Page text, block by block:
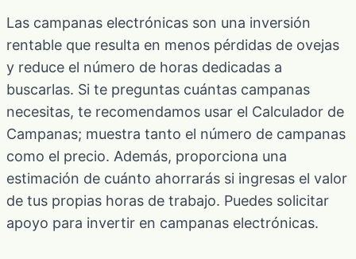
Las campanas electrónicas son una inversión
rentable que resulta en menos pérdidas de ovejas
y reduce el número de horas dedicadas a
buscarlas. Si te preguntas cuántas campanas
necesitas, te recomendamos usar el Calculador de
Campanas; muestra tanto el número de campanas
como el precio. Además, proporciona una
estimación de cuánto ahorrarás si ingresas el valor
de tus propias horas de trabajo. Puedes solicitar
apoyo para invertir en campanas electrónicas.